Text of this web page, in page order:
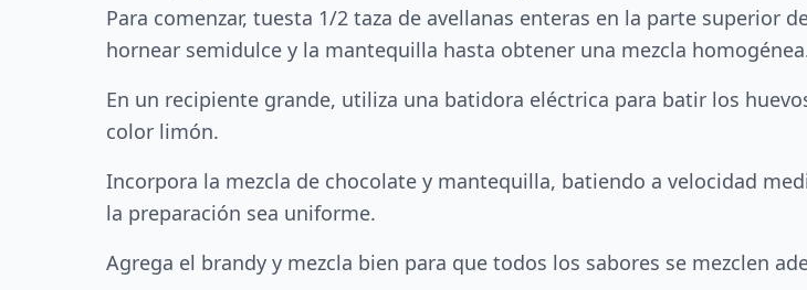
Para comenzar, tuesta 1/2 taza de avellanas enteras en la parte superior
hornear semidulce y la mantequilla hasta obtener una mezcla
En un recipiente grande, utiliza una batidora eléctrica para batir los
color limón.
Incorpora la mezcla de chocolate y mantequilla, batiendo a velocidad
la preparación sea uniforme.
Agrega el brandy y mezcla bien para que todos los sabores se mezclen